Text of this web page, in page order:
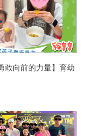
敢向前的力量】育幼